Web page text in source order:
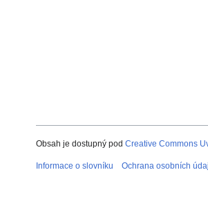
Obsah je dostupný pod Creative Commons
Informace o slovníku Ochrana osobních